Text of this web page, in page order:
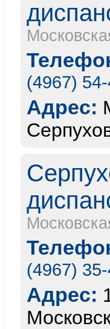
(4967)
Адрес:
(4967)
Адрес: